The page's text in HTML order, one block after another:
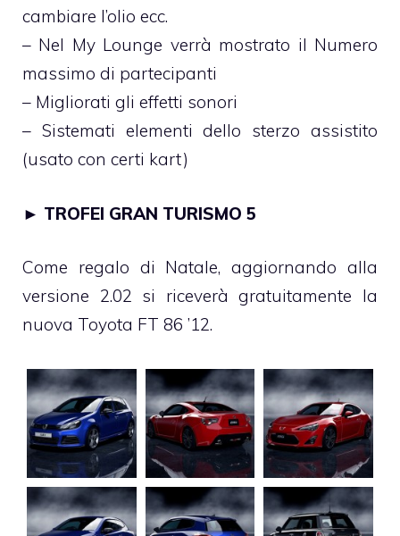
cambiare l’olio ecc.
– Nel My Lounge verrà mostrato il Numero
massimo di partecipanti
– Migliorati gli effetti sonori
– Sistemati elementi dello sterzo assistito
(usato con certi kart)
► TROFEI GRAN TURISMO 5
Come regalo di Natale, aggiornando alla
versione 2.02 si riceverà gratuitamente la
nuova Toyota FT 86 ’12.